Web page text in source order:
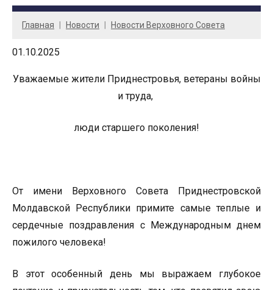
Главная Новости Новости Верховного Совета
01.10.2025
Уважаемые жители Приднестровья, ветераны войны
и труда,
люди старшего поколения!
От имени Верховного Совета Приднестровской
Молдавской Республики примите самые теплые и
сердечные поздравления с Международным днем
пожилого человека!
В этот особенный день мы выражаем глубокое